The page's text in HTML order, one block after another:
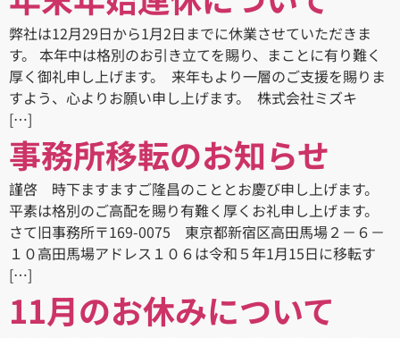
弊社は12月29日から1月2日までに休業させていただきま
す。 本年中は格別のお引き立てを賜り、まことに有り難く
厚く御礼申し上げます。 来年もより一層のご支援を賜りま
すよう、心よりお願い申し上げます。 株式会社ミズキ
[…]
事務所移転のお知らせ
謹啓 時下ますますご隆昌のこととお慶び申し上げます。
平素は格別のご高配を賜り有難く厚くお礼申し上げます。
さて旧事務所〒169-0075 東京都新宿区高田馬場２－６－
１０高田馬場アドレス１０６は令和５年1月15日に移転す
[…]
11月のお休みについて